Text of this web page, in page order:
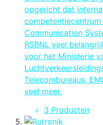
opgericht dat
Communication
RSBNL veel
voor het Ministerie
Telecombureaus,
veel meer.
3 Producten